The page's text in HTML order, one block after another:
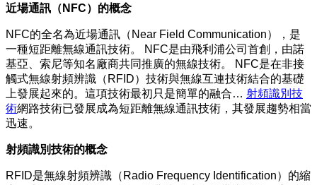
近場通訊（NFC）的概念
NFC的全名為近場通訊（Near Field Communication），是
一種短距離無線通訊技術。 NFC是由飛利浦公司首創，由諾
基亞、索尼等知名廠商共同推廣的無線技術。 NFC是在非接
觸式無線射頻辨識（RFID）技術與無線互連技術結合的基礎
上發展起來的。這項技術最初只是簡單的融合… 射頻識別技
術網路技術已發展成為短距離無線通訊技術，其發展趨勢相當
迅速。
射頻識別技術的概念
RFID是無線射頻辨識（Radio Frequency Identification）的縮